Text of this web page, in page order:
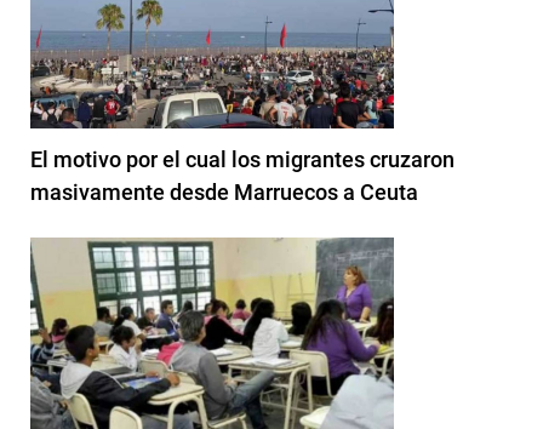
El motivo por el cual los migrantes cruzaron
masivamente desde Marruecos a Ceuta